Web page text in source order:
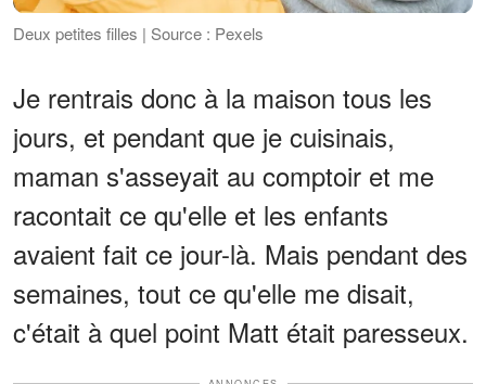
Deux petites filles | Source : Pexels
Je rentrais donc à la maison tous les
jours, et pendant que je cuisinais,
maman s'asseyait au comptoir et me
racontait ce qu'elle et les enfants
avaient fait ce jour-là. Mais pendant des
semaines, tout ce qu'elle me disait,
c'était à quel point Matt était paresseux.